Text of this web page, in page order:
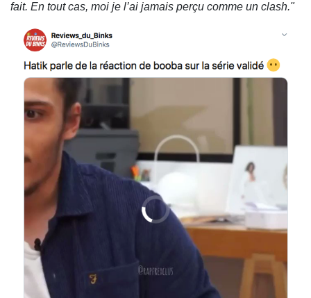
fait. En tout cas, moi je l’ai jamais perçu comme un clash."